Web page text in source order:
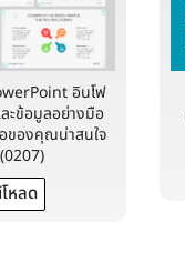
อินโฟ
ะข้อมูลอย่างมือ
ของคุณน่าสนใจ
(0207)
หลด